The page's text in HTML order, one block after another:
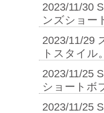
2023/11/30
ンズショー
2023/11/29
トスタイル。
2023/11/25
ショートボ
2023/11/25